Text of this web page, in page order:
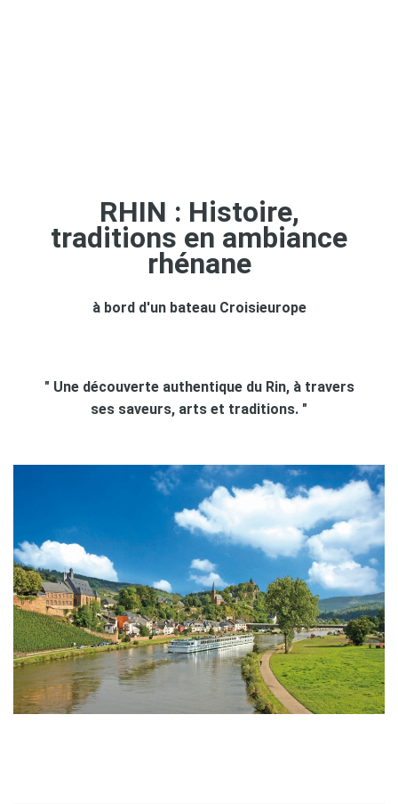
RHIN : Histoire,
traditions en ambiance
rhénane
à bord d'un bateau Croisieurope
" Une découverte authentique du Rin, à travers
ses saveurs, arts et traditions. "